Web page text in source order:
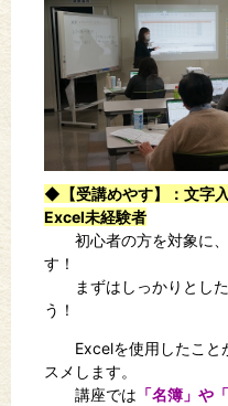
◆【受講めやす】 ：文字
Excel未経験者
初心者の方を対象に、
す！
まずはしっかりとした
う！
Excelを使用したこと
スメします。
講座では 「名簿」や